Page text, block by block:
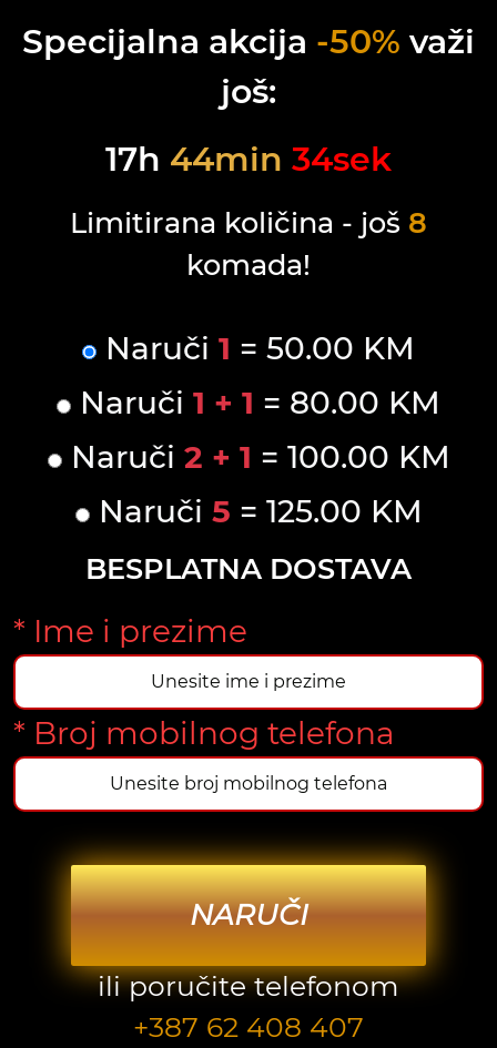
Specijalna akcija -50% važi
još:
17h 44min 34sek
Limitirana količina - još 8
komada!
Naruči 1 = 50.00 KM
Naruči 1 + 1 = 80.00 KM
Naruči 2 + 1 = 100.00 KM
Naruči 5 = 125.00 KM
BESPLATNA DOSTAVA
* Ime i prezime
* Broj mobilnog telefona
NARUČI
ili poručite telefonom
+387 62 408 407